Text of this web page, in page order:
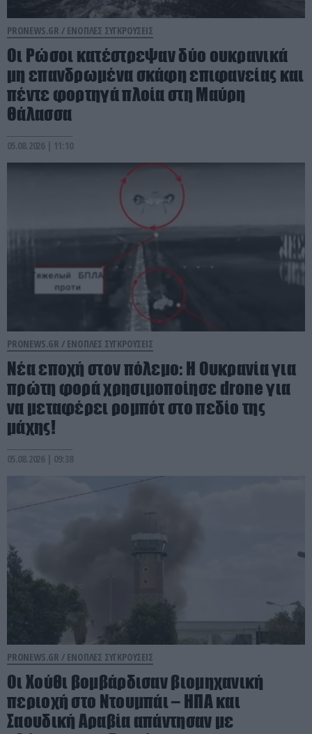
PRONEWS.GR / ΕΝΟΠΛΕΣ ΣΥΓΚΡΟΥΣΕΙΣ
Οι Ρώσοι κατέστρεψαν δύο ουκρανικά
μη επανδρωμένα σκάφη επιφανείας και
πέντε φορτηγά πλοία στη Μαύρη
Θάλασσα
05.08.2026 | 11:10
PRONEWS.GR / ΕΝΟΠΛΕΣ ΣΥΓΚΡΟΥΣΕΙΣ
Νέα εποχή στον πόλεμο: Η Ουκρανία για
πρώτη φορά χρησιμοποίησε drone για
να μεταφέρει ρομπότ στο πεδίο της
μάχης!
05.08.2026 | 09:38
PRONEWS.GR / ΕΝΟΠΛΕΣ ΣΥΓΚΡΟΥΣΕΙΣ
Οι Χούθι βομβάρδισαν βιομηχανική
περιοχή στο Ντουμπάι – ΗΠΑ και
Σαουδική Αραβία απάντησαν με